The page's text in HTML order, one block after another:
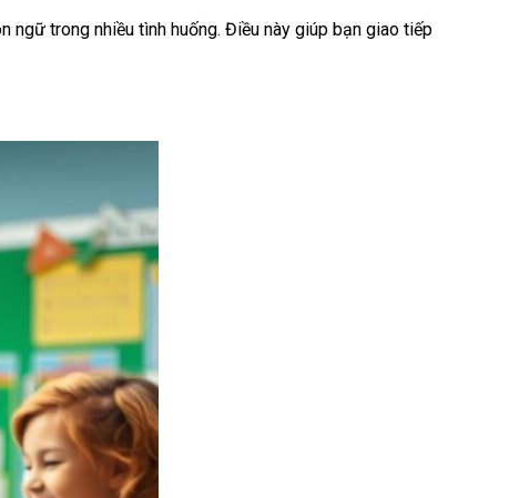
ngữ trong nhiều tình huống. Điều này giúp bạn giao tiếp